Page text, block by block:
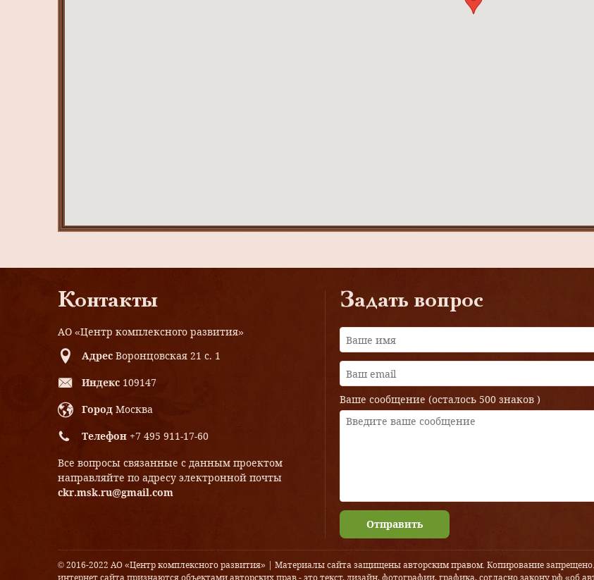
Контакты
АО «Центр комплексного развития»
Адрес Воронцовская 21 с. 1
Индекс 109147
Город Москва
Телефон +7 495 911-17-60
Все вопросы связанные с данным проектом
направляйте по адресу электронной почты
ckr.msk.ru@gmail.com
Задать вопрос
Ваше сообщение (осталось 500 знаков )
Отправить
© 2016-2022 АО «Центр комплексного развития» | Материалы сайта защищены авторским правом. Копирование